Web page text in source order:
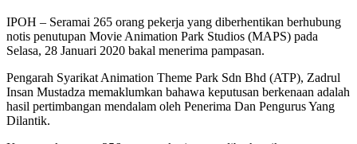
IPOH – Seramai 265 orang pekerja yang diberhentikan berhubung
notis penutupan Movie Animation Park Studios (MAPS) pada
Selasa, 28 Januari 2020 bakal menerima pampasan.
Pengarah Syarikat Animation Theme Park Sdn Bhd (ATP), Zadrul
Insan Mustadza memaklumkan bahawa keputusan berkenaan adalah
hasil pertimbangan mendalam oleh Penerima Dan Pengurus Yang
Dilantik.